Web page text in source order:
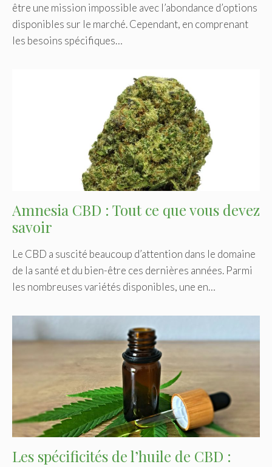
être une mission impossible avec l’abondance d’options
disponibles sur le marché. Cependant, en comprenant
les besoins spécifiques…
Amnesia CBD : Tout ce que vous devez
savoir
Le CBD a suscité beaucoup d’attention dans le domaine
de la santé et du bien-être ces dernières années. Parmi
les nombreuses variétés disponibles, une en…
Les spécificités de l’huile de CBD :